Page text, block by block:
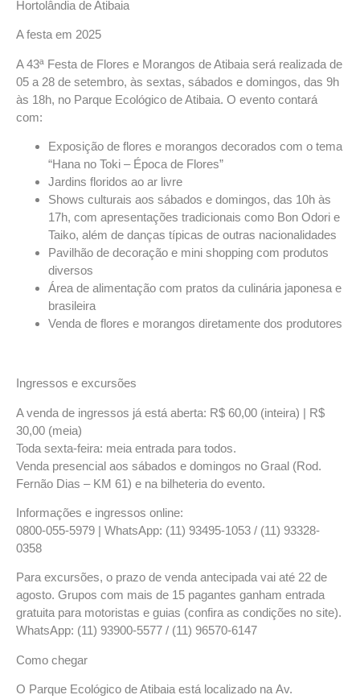
Hortolândia de Atibaia
A festa em 2025
A43ª Festa de Flores e Morangos de Atibaia será realizada de
05 a 28 de setembro, às sextas, sábados e domingos, das 9h
às 18h, no Parque Ecológico de Atibaia. O evento contará
com:
Exposição de flores e morangos decorados com o tema
“Hana no Toki – Época de Flores”
Jardins floridos ao ar livre
Shows culturais aos sábados e domingos, das 10h às
17h, com apresentações tradicionais como Bon Odori e
Taiko, além de danças típicas de outras nacionalidades
Pavilhão de decoração e mini shopping com produtos
diversos
Área de alimentação com pratos da culinária japonesa e
brasileira
Venda de flores e morangos diretamente dos produtores
Ingressos e excursões
A venda de ingressos já está aberta: R$ 60,00 (inteira) | R$
30,00 (meia)
Toda sexta-feira: meia entrada para todos.
Venda presencial aos sábados e domingos no Graal (Rod.
Fernão Dias – KM 61) e na bilheteria do evento.
Informações e ingressos online:
0800-055-5979 | WhatsApp: (11) 93495-1053 / (11) 93328-
0358
Para excursões, o prazo de venda antecipada vai até 22 de
agosto. Grupos com mais de 15 pagantes ganham entrada
gratuita para motoristas e guias (confira as condições no site).
WhatsApp: (11) 93900-5577 / (11) 96570-6147
Como chegar
O Parque Ecológico de Atibaia está localizado na Av.